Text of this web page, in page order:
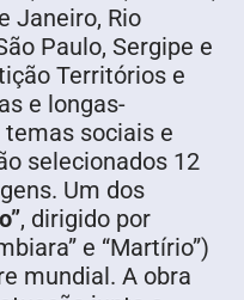
Janeiro, Rio
Paulo, Sergipe e
Territórios e
e longas-
sociais e
selecionados 12
Um dos
, dirigido por
e “Martírio”)
mundial. A obra